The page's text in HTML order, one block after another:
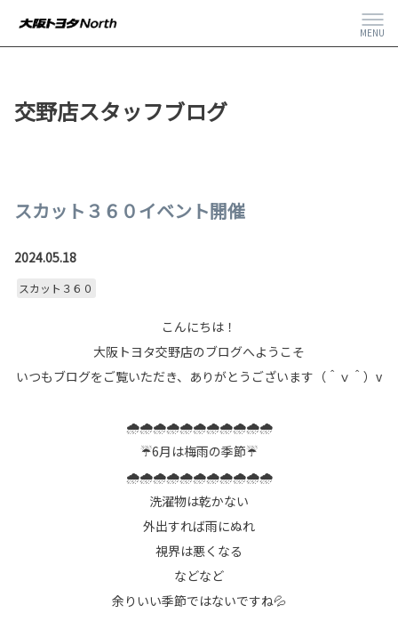
MENU
交野店スタッフブログ
スカット３６０イベント開催
2024.05.18
スカット３６０
こんにちは！
大阪トヨタ交野店のブログへようこそ
いつもブログをご覧いただき、ありがとうございます（＾ｖ＾）v
🌧🌧🌧🌧🌧🌧🌧🌧🌧🌧🌧
☔6月は梅雨の季節☔
🌧🌧🌧🌧🌧🌧🌧🌧🌧🌧🌧
洗濯物は乾かない
外出すれば雨にぬれ
視界は悪くなる
などなど
余りいい季節ではないですね💦